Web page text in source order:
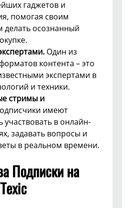
гаджетов и
помогая своим
делать осознанный
Один из
контента – это
экспертами в
и техники.
стримы и
имеют
участвовать в онлайн-
задавать вопросы и
в реальном времени.
Подписки на